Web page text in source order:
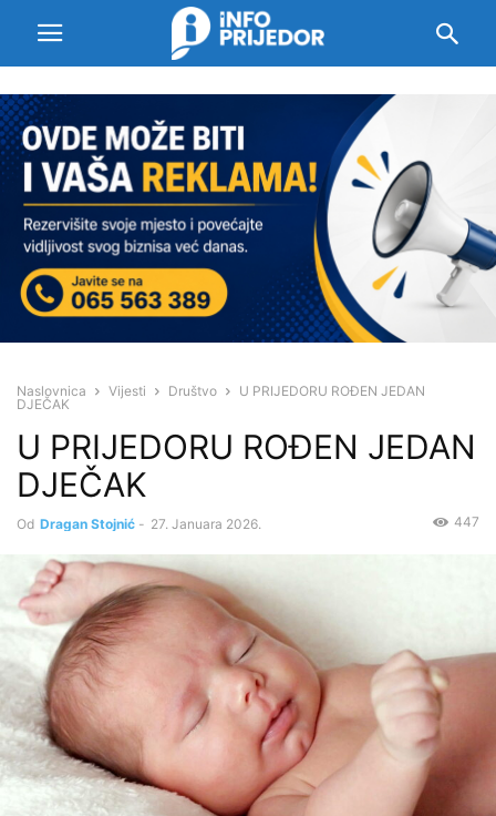
Naslovnica Vijesti Društvo
U PRIJEDORU ROĐEN JEDAN
DJEČAK
U PRIJEDORU ROĐEN JEDAN
DJEČAK
Od Dragan Stojnić - 27. Januara 2026. 447